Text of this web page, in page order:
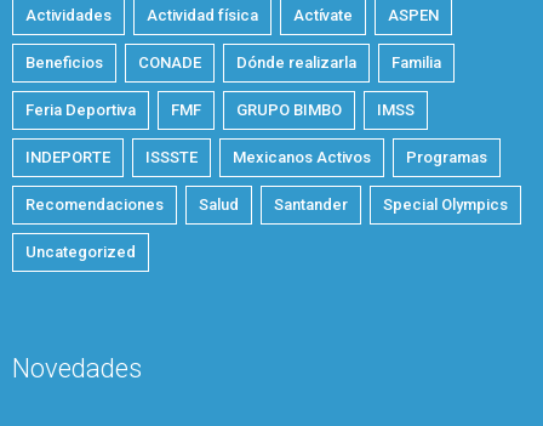
Actividades Actividad física Actívate ASPEN
Beneficios CONADE Dónde realizarla Familia
Feria Deportiva FMF GRUPO BIMBO IMSS
INDEPORTE ISSSTE Mexicanos Activos Programas
Recomendaciones Salud Santander Special Olympics
Uncategorized
Novedades